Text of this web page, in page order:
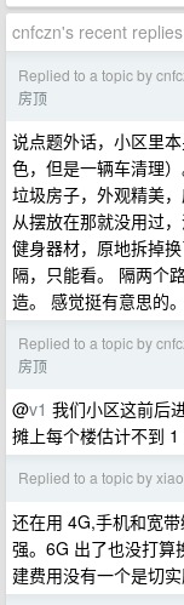
cnfczn's recent replies
Replied to a topic by
房顶
说点题外话，小区里
色，但是一辆车清理
垃圾房子，外观精美
从摆放在那就没用过
健身器材，原地拆掉
隔，只能看。 隔两个
造。 感觉挺有意思的。
Replied to a topic by
房顶
@v1 我们小区这前后
摊上每个楼估计不到 1
Replied to a topic by
还在用 4G,手机和宽
强。6G 出了也没打算
建费用没有一个是切